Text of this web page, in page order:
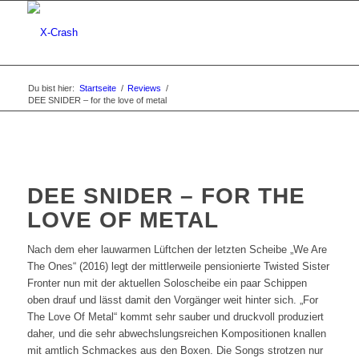
Du bist hier: Startseite / Reviews /
DEE SNIDER – for the love of metal
DEE SNIDER – FOR THE
LOVE OF METAL
Nach dem eher lauwarmen Lüftchen der letzten Scheibe „We Are
The Ones“ (2016) legt der mittlerweile pensionierte Twisted Sister
Fronter nun mit der aktuellen Soloscheibe ein paar Schippen
oben drauf und lässt damit den Vorgänger weit hinter sich. „For
The Love Of Metal“ kommt sehr sauber und druckvoll produziert
daher, und die sehr abwechslungsreichen Kompositionen knallen
mit amtlich Schmackes aus den Boxen. Die Songs strotzen nur